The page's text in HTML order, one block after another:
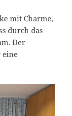
mit Charme,
durch das
Der
eine